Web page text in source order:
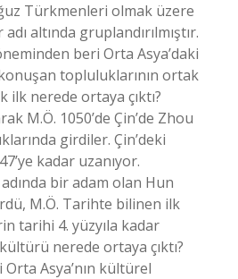
Türkmenleri olmak üzere
altında gruplandırılmıştır.
beri Orta Asya’daki
topluluklarının ortak
ilk nerede ortaya çıktı?
M.Ö. 1050’de Çin’de Zhou
girdiler. Çin’deki
kadar uzanıyor.
bir adam olan Hun
M.Ö. Tarihte bilinen ilk
tarihi 4. yüzyıla kadar
nerede ortaya çıktı?
Asya’nın kültürel